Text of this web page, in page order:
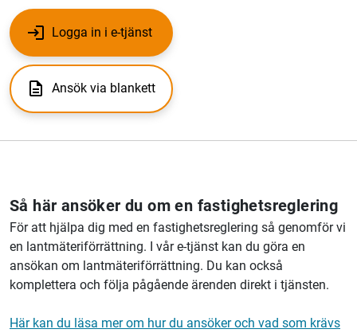
Logga in i e-tjänst
Ansök via blankett
Så här ansöker du om en fastighetsreglering
För att hjälpa dig med en fastighetsreglering så genomför vi
en lantmäteriförrättning. I vår e-tjänst kan du göra en
ansökan om lantmäteriförrättning. Du kan också
komplettera och följa pågående ärenden direkt i tjänsten.
Här kan du läsa mer om hur du ansöker och vad som krävs